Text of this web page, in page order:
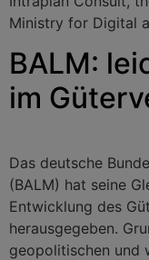
Ministry for Digital
BALM:
im
Das deutsche
(BALM) hat seine
Entwicklung des
herausgegeben.
geopolitischen und